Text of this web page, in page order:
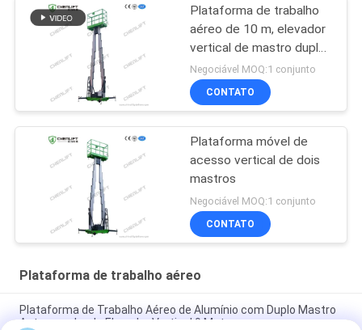
Plataforma de trabalho
aéreo de 10 m, elevador
vertical de mastro duplo
com plataforma de
extensão
Negociável MOQ:1 conjunto
CONTATO
Plataforma móvel de
acesso vertical de dois
mastros
Negociável MOQ:1 conjunto
CONTATO
Plataforma de trabalho aéreo
Plataforma de Trabalho Aéreo de Alumínio com Duplo Mastro
Autopropulsada Elevador Vertical 9 Metros